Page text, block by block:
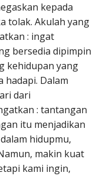
kepada
tolak. Akulah yang
: ingat
bersedia dipimpin
kehidupan yang
hadapi. Dalam
dari
: tantangan
itu menjadikan
hidupmu,
makin kuat
kami ingin,